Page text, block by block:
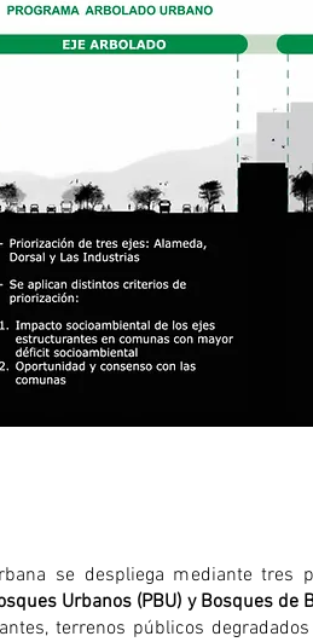
se despliega mediante tres
Urbanos (PBU) y Bosques de
terrenos públicos